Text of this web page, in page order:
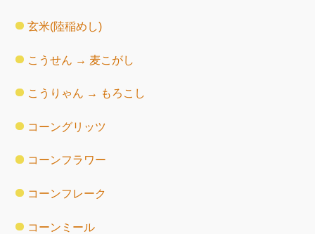
玄米(陸稲めし)
こうせん → 麦こがし
こうりゃん → もろこし
コーングリッツ
コーンフラワー
コーンフレーク
コーンミール